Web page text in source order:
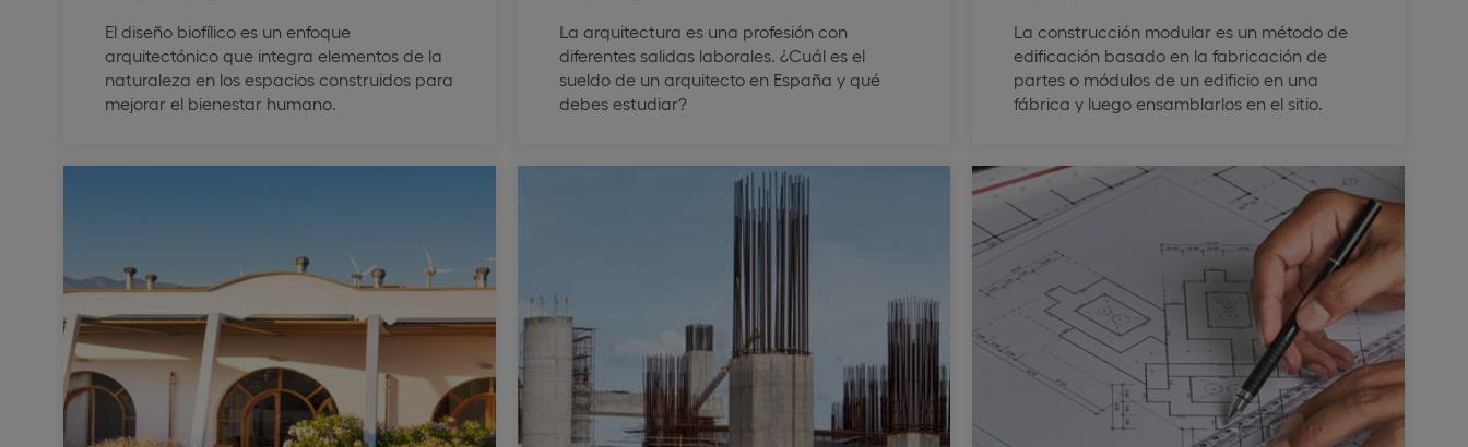
El diseño biofílico es un enfoque
arquitectónico que integra elementos de la
naturaleza en los espacios construidos para
mejorar el bienestar humano.
La arquitectura es una profesión con
diferentes salidas laborales. ¿Cuál es el
sueldo de un arquitecto en España y qué
debes estudiar?
La construcción modular es un método de
edificación basado en la fabricación de
partes o módulos de un edificio en una
fábrica y luego ensamblarlos en el sitio.